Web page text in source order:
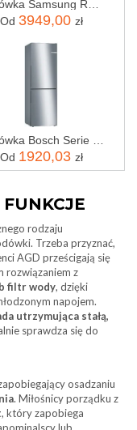
Od 3949,00 zł
Od 1920,03 zł
rodzaju
Trzeba przyznać,
AGD prześcigają się
rozwiązaniem z
filtr wody, dzięki
napojem.
utrzymująca stałą,
sprawdza się do
osadzaniu
. Miłośnicy porządku z
, który zapobiega